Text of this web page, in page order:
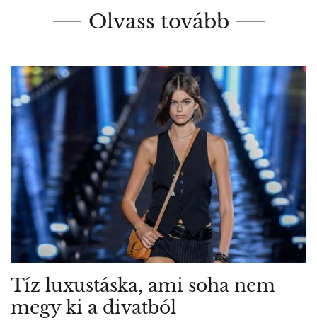
Olvass tovább
Tíz luxustáska, ami soha nem
megy ki a divatból